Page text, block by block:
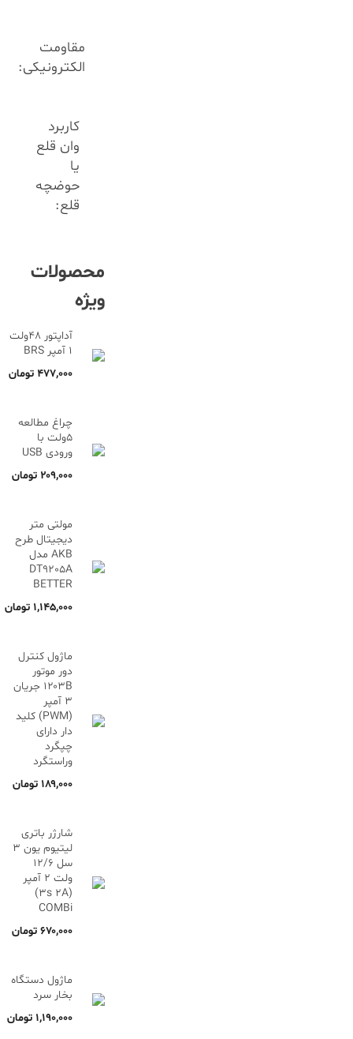
مقاومت
الکترونیکی:
کاربرد
وان قلع
یا
حوضچه
قلع:
محصولات
ویژه
آداپتور 48ولت
1 آمپر BRS
۴۷۷,۰۰۰ تومان
چراغ مطالعه
5ولت با
ورودی USB
۲۰۹,۰۰۰ تومان
مولتی متر
دیجیتال طرح
AKB مدل
DT9205A
BETTER
۱,۱۴۵,۰۰۰ تومان
ماژول کنترل
دور موتور
۱۲۰۳B جریان
۳ آمپر
(PWM) کلید
دار دارای
چپگرد
وراستگرد
۱۸۹,۰۰۰ تومان
شارژر باتری
لیتیوم یون 3
سل 12/6
ولت 2 آمپر
(3s 2A)
COMBi
۶۷۰,۰۰۰ تومان
ماژول دستگاه
بخار سرد
۱,۱۹۰,۰۰۰ تومان